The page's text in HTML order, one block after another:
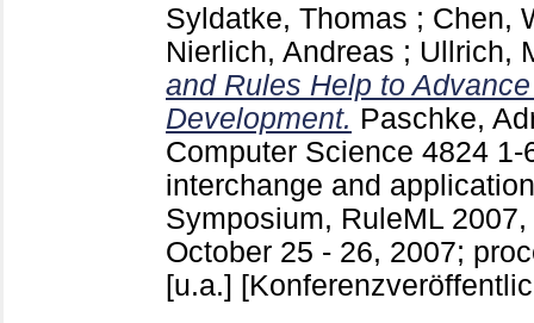
Syldatke, Thomas ; Chen,
Nierlich, Andreas ; Ullrich,
and Rules Help to
Development. Paschke,
Computer Science 4824
interchange and
Symposium, RuleML
October 25 - 26, 2007;
[u.a.]